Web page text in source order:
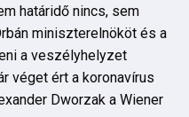
határidő nincs, sem
miniszterelnököt és a
a veszélyhelyzet
véget ért a koronavírus
Dworzak a Wiener